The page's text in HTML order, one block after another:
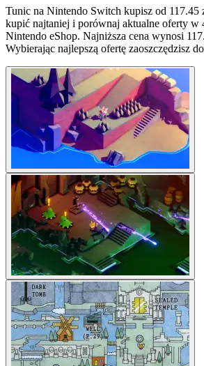
Tunic na Nintendo Switch kupisz od 117.45
kupić najtaniej i porównaj aktualne oferty w
Nintendo eShop. Najniższa cena wynosi
Wybierając najlepszą ofertę zaoszczędzisz